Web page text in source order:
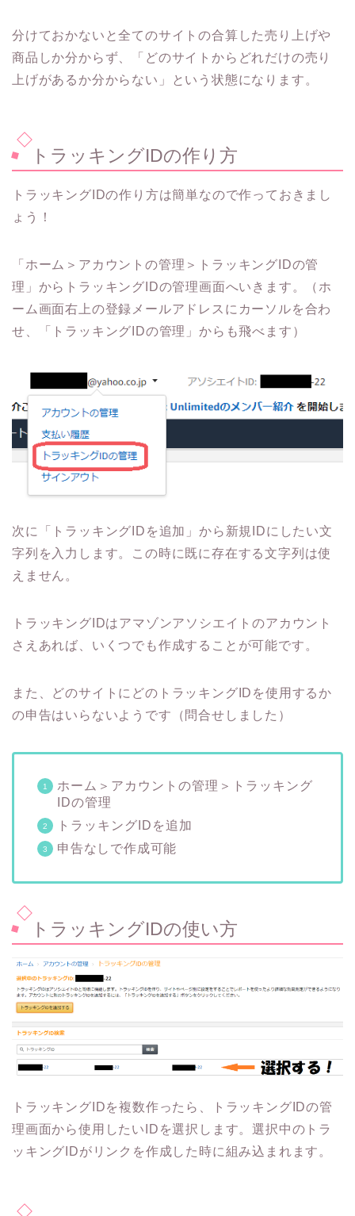
分けておかないと全てのサイトの合算した売り上げや
商品しか分からず、「どのサイトからどれだけの売り
上げがあるか分からない」という状態になります。
トラッキングIDの作り方
トラッキングIDの作り方は簡単なので作っておきまし
ょう！
「ホーム＞アカウントの管理＞トラッキングIDの管
理」からトラッキングIDの管理画面へいきます。（ホ
ーム画面右上の登録メールアドレスにカーソルを合わ
せ、「トラッキングIDの管理」からも飛べます）
次に「トラッキングIDを追加」から新規IDにしたい文
字列を入力します。この時に既に存在する文字列は使
えません。
トラッキングIDはアマゾンアソシエイトのアカウント
さえあれば、いくつでも作成することが可能です。
また、どのサイトにどのトラッキングIDを使用するか
の申告はいらないようです（問合せしました）
ホーム＞アカウントの管理＞トラッキング
IDの管理
トラッキングIDを追加
申告なしで作成可能
トラッキングIDの使い方
トラッキングIDを複数作ったら、トラッキングIDの管
理画面から使用したいIDを選択します。選択中のトラ
ッキングIDがリンクを作成した時に組み込まれます。